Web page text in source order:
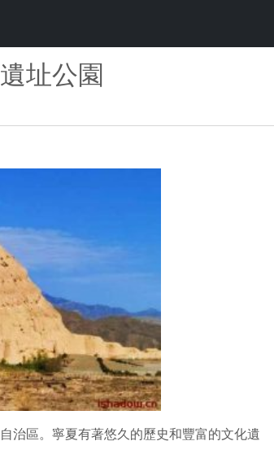
址公園
治區。寧夏有著悠久的歷史和豐富的文化遺